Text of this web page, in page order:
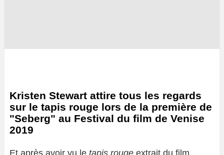
Kristen Stewart attire tous les regards
sur le tapis rouge lors de la première de
"Seberg" au Festival du film de Venise
2019